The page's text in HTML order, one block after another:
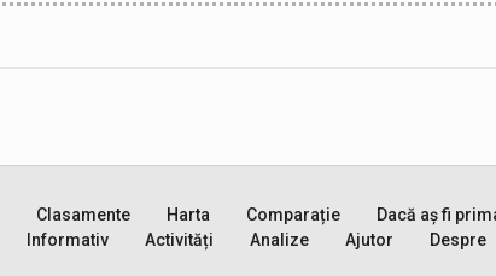
Clasamente Harta Comparație Dacă aș fi
Informativ
Activități Analize Ajutor Despre